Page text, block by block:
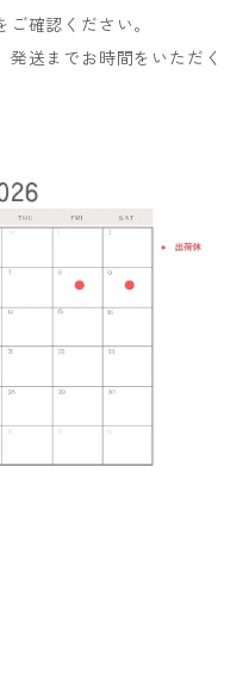
確認ください。
送までお時間をいただく